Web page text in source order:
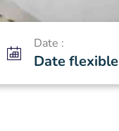
Date :
Date flexible